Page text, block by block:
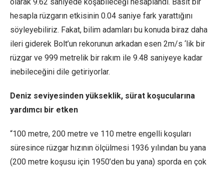
hesapla rüzgarın etkisinin 0.04 saniye fark yarattığını
söyleyebiliriz. Fakat, bilim adamları bu konuda biraz daha
ileri giderek Bolt’un rekorunun arkadan esen 2m/s ‘lik bir
rüzgar ve 999 metrelik bir rakım ile 9.48 saniyeye kadar
inebileceğini dile getiriyorlar.
Deniz seviyesinden yükseklik, sürat koşucularına
yardımcı bir etken
“100 metre, 200 metre ve 110 metre engelli koşuları
süresince rüzgar hızının ölçülmesi 1936 yılından bu yana
(200 metre koşusu için 1950’den bu yana) sporda en çok